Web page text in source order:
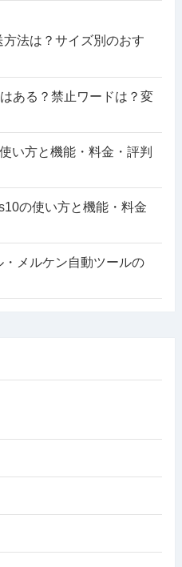
法は？サイズ別のおす
ある？禁止ワードは？変
い方と機能・料金・評判
の使い方と機能・料金
メルケン自動ツールの